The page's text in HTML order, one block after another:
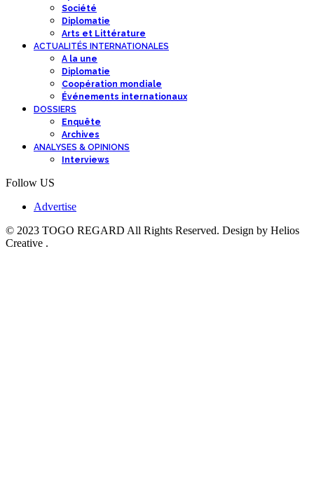
Société
Diplomatie
Arts et Littérature
ACTUALITÉS INTERNATIONALES
A la une
Diplomatie
Coopération mondiale
Événements internationaux
DOSSIERS
Enquête
Archives
ANALYSES & OPINIONS
Interviews
Follow US
Advertise
© 2023 TOGO REGARD All Rights Reserved. Design by Helios
Creative .